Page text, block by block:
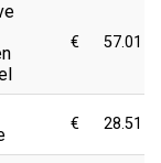
€ 57.01
€ 28.51